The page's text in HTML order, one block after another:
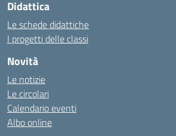
https://cbt.mtstisungaiguntung.sch.id/
https://cesarpsicanalista.com/
https://aprici.am/
https://ammax.com.br/contato/
https://jsph.loupiasconference.org/
https://barconsultant.fr/
https://honda-permata.id
https://
Didattica
Le schede didattiche
I progetti delle classi
Novità
Le notizie
Le circolari
Calendario eventi
Albo online